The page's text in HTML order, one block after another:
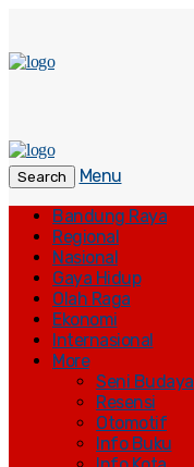
Search
Menu
Bandung Raya
Regional
Nasional
Gaya Hidup
Olah Raga
Ekonomi
Internasional
More
Seni Budaya
Resensi
Otomotif
Info Buku